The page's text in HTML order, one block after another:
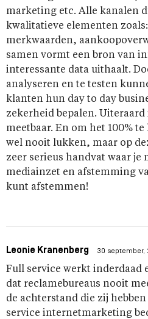
marketing etc. Alle kanalen
kwalitatieve elementen
merkwaarden,
samen vormt een bron van
interessante data uithaalt.
analyseren en te testen
klanten hun day to day
zekerheid bepalen.
meetbaar. En om het 100%
wel nooit lukken, maar op
zeer serieus handvat waar je
mediainzet en afstemming
kunt afstemmen!
Leonie Kranenberg 30 september,
Full service werkt inderdaad
dat reclamebureaus nooit
de achterstand die zij
service internetmarketing